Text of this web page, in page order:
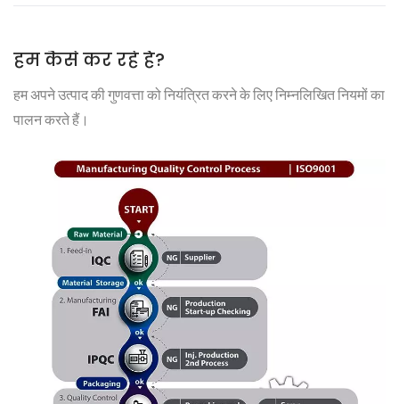
हम कैसे कर रहे हैं?
हम अपने उत्पाद की गुणवत्ता को नियंत्रित करने के लिए निम्नलिखित नियमों का
पालन करते हैं।